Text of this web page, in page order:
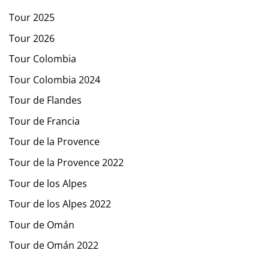
Tour 2025
Tour 2026
Tour Colombia
Tour Colombia 2024
Tour de Flandes
Tour de Francia
Tour de la Provence
Tour de la Provence 2022
Tour de los Alpes
Tour de los Alpes 2022
Tour de Omán
Tour de Omán 2022